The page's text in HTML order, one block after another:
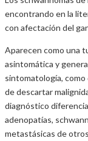
encontrando en la
con afectación del
Aparecen como una
asintomática y
sintomatología,
de descartar
diagnóstico
adenopatías,
metastásicas de